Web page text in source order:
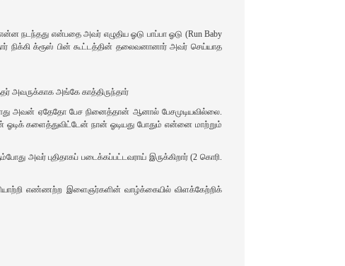
நடந்தது என்பதை அவர் எழுதிய ஓடு பாப்பா ஓடு (Run Baby
நிக்கி க்ரூஸ் பின் கூட்டத்தின் தலைவனானார் அவர் செய்யாத
அவருக்காக அங்கே காத்திருந்தார்
அவன் ஏதேதோ பேச நினைத்தான் ஆனால் பேசமுடியவில்லை.
களைத்துவிட்டேன் நான் ஓடியது போதும் என்னை மாற்றும்
அவர் புதிதாகப் படைக்கப்பட்டவராய் இருக்கிறார் (2 கொரி.
எண்ணற்ற இளைஞர்களின்‌ வாழ்க்கையில் விளக்கேற்றிக்